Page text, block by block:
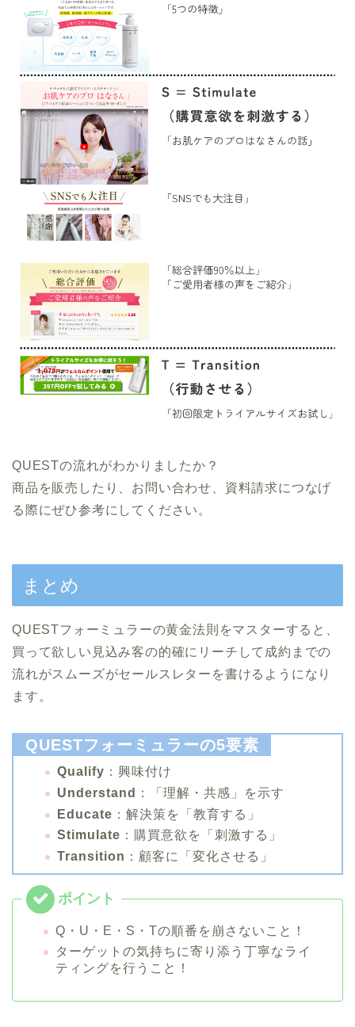
QUESTの流れがわかりましたか？
商品を販売したり、お問い合わせ、資料請求につなげ
る際にぜひ参考にしてください。
まとめ
QUESTフォーミュラーの黄金法則をマスターすると、
買って欲しい見込み客の的確にリーチして成約までの
流れがスムーズがセールスレターを書けるようになり
ます。
QUESTフォーミュラーの5要素
Qualify ：興味付け
Understand
：「理解・共感」を示す
Educate ：解決策を「教育する」
Stimulate ：購買意欲を「刺激する」
Transition ：顧客に「変化させる」
Q・U・E・S・Tの順番を崩さないこと！
ターゲットの気持ちに寄り添う丁寧なライ
ティングを行うこと！